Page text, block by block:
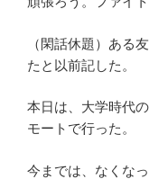
（閑話休題）ある
たと以前記した。
本日は、大学時代
モートで行った。
今までは、なくな